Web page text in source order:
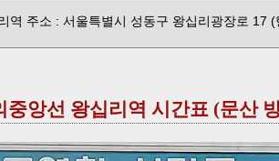
역 주소 : 서울특별시 성동구 왕십리광장로 17
중앙선 왕십리역 시간표 (문산